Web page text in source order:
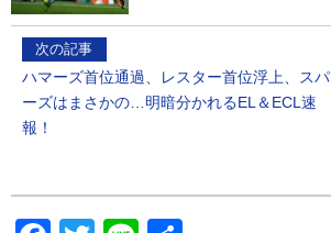
次の記事
ハマーズ首位通過、レスター首位浮上、スパ
ーズはまさかの…明暗分かれるEL＆ECL速
報！